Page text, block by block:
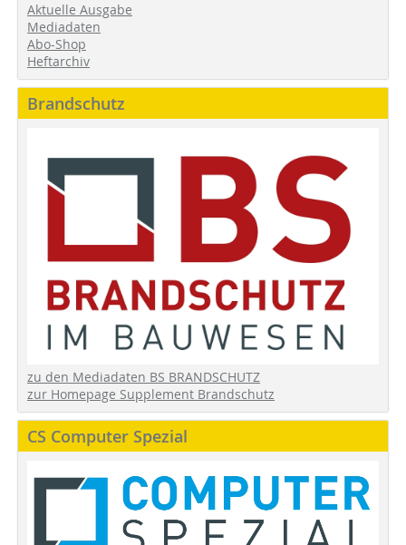
Aktuelle Ausgabe
Mediadaten
Abo-Shop
Heftarchiv
Brandschutz
zu den Mediadaten BS BRANDSCHUTZ
zur Homepage Supplement Brandschutz
CS Computer Spezial